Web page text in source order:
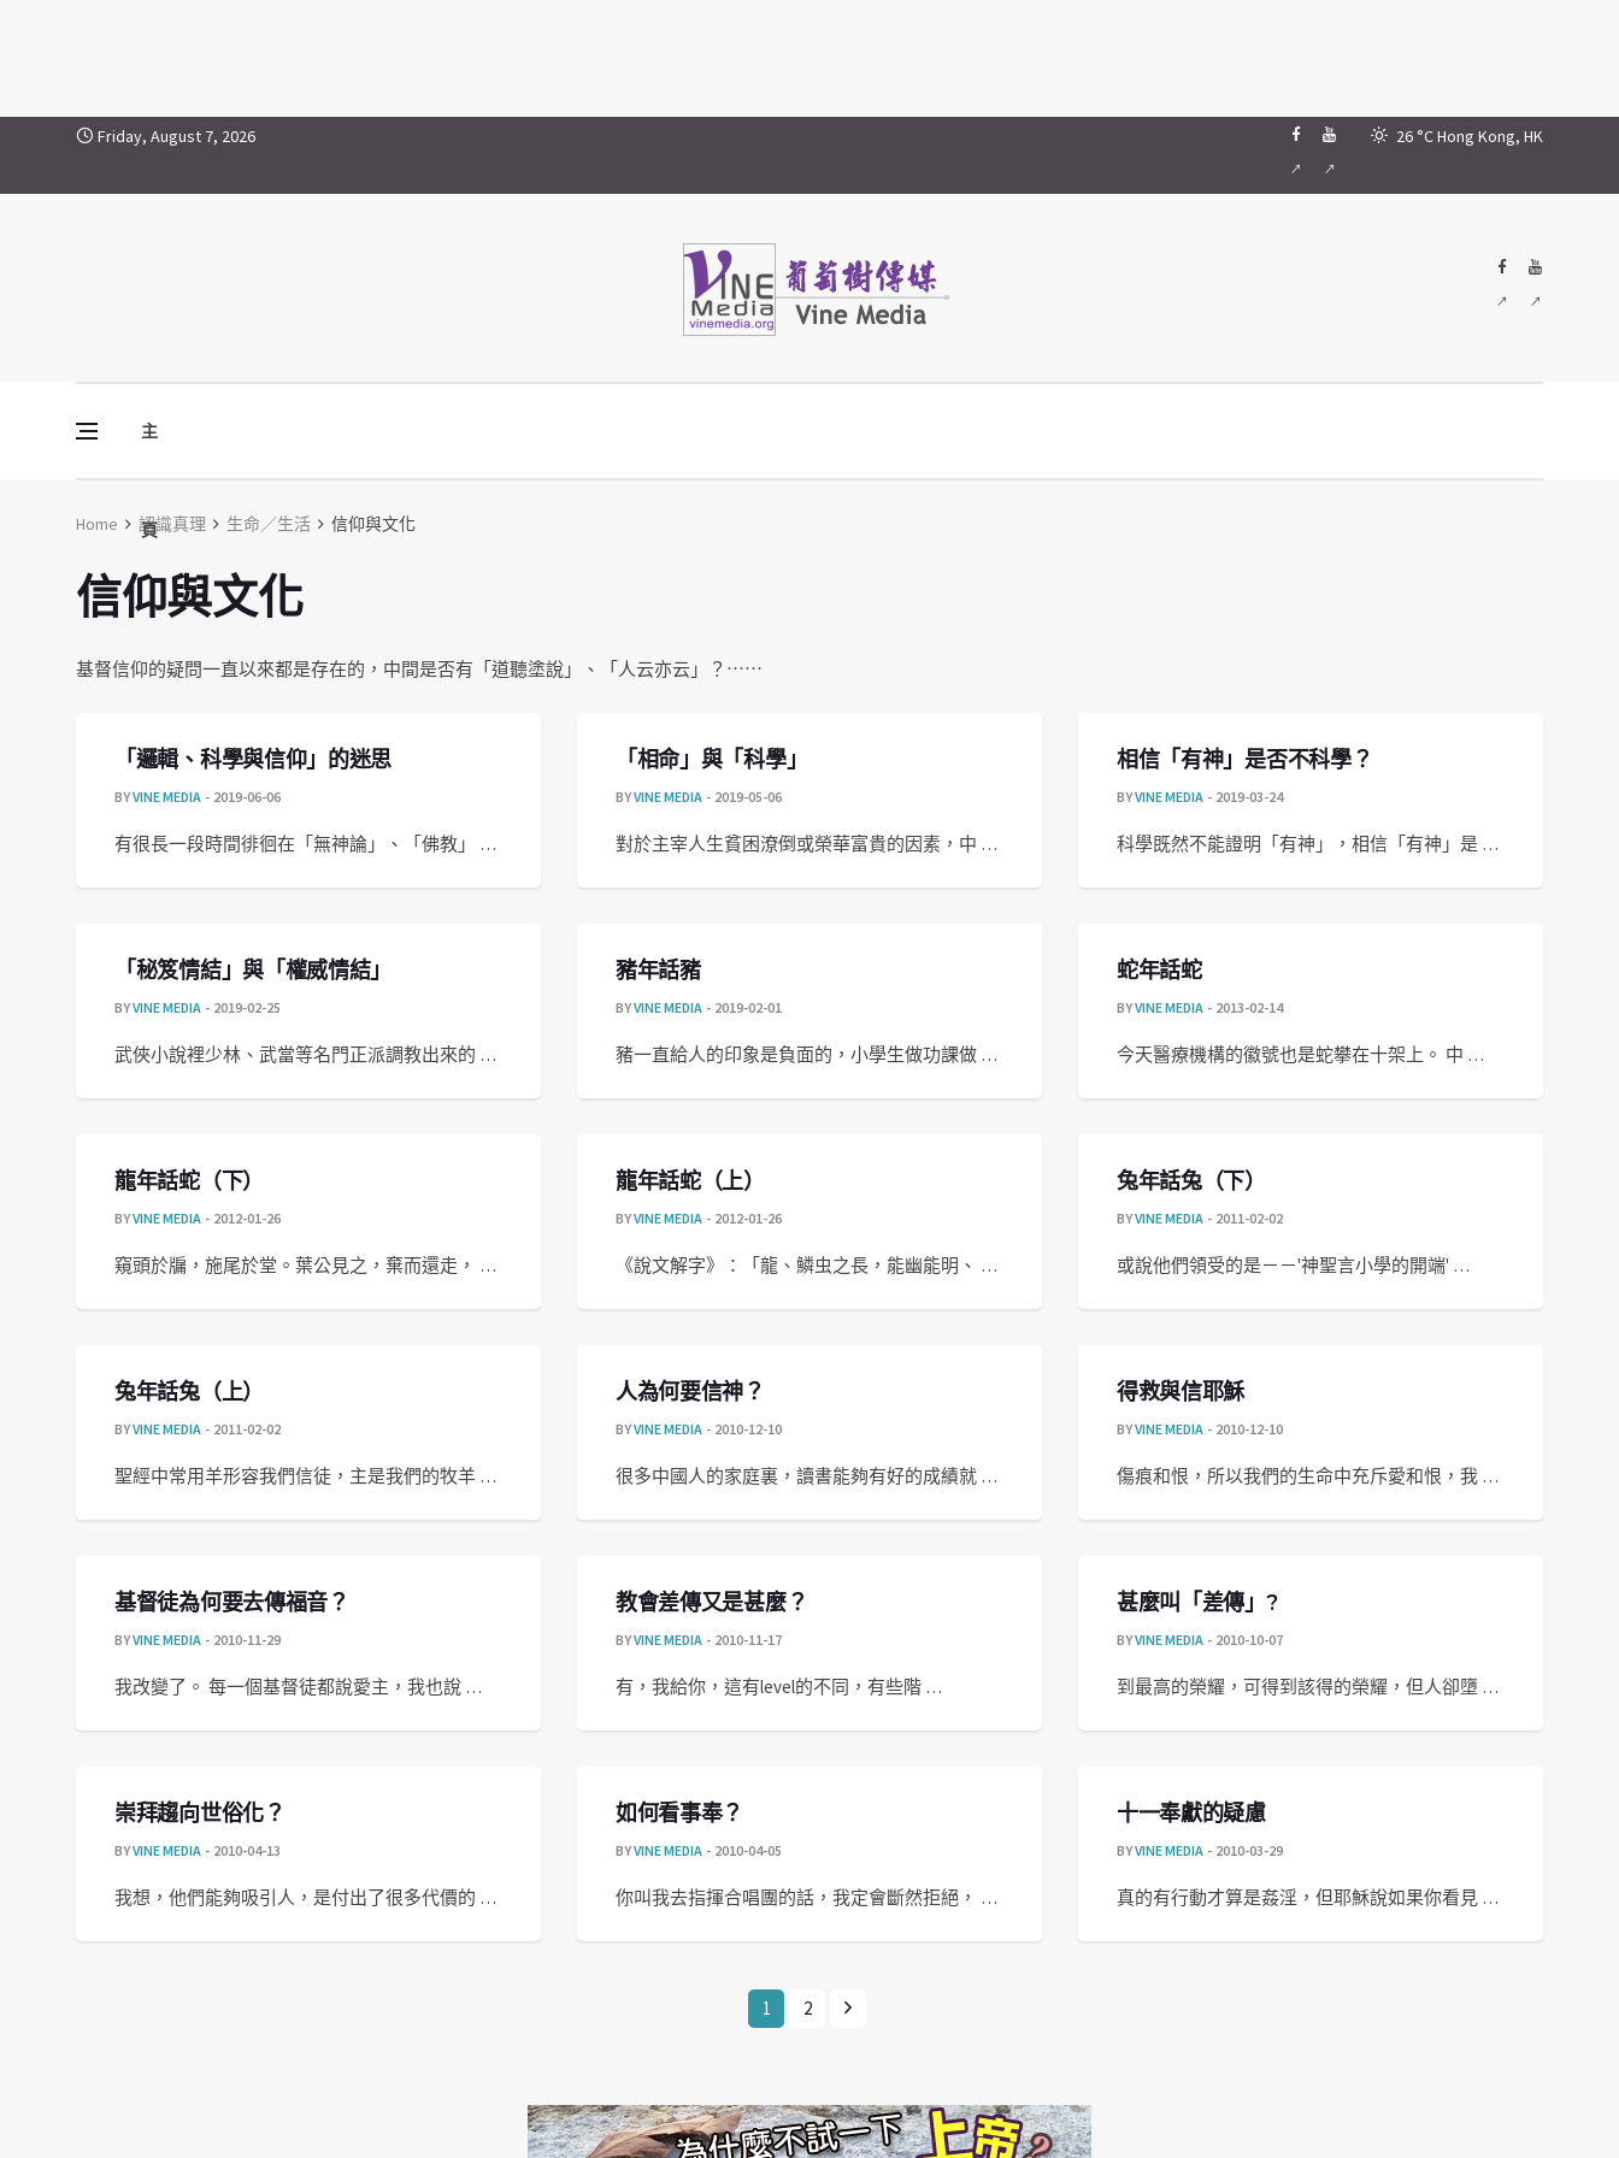
Skip to content
信仰與文化
Friday, August 7, 2026 26 °CHong Kong, HK
主
頁
Vine Media
葡萄樹傳媒
Home 認識真理 生命／生活 信仰與文化
信仰與文化
基督信仰的疑問一直以來都是存在的，中間是否有「道聽塗說」、「人云亦云」？⋯⋯
「邏輯、科學與信仰」的迷思
BYVINE MEDIA 2019-06-06
有很長一段時間徘徊在「無神論」、「佛教」 …
「相命」與「科學」
BYVINE MEDIA 2019-05-06
對於主宰人生貧困潦倒或榮華富貴的因素，中 …
相信「有神」是否不科學？
BYVINE MEDIA 2019-03-24
科學既然不能證明「有神」，相信「有神」是 …
「秘笈情結」與「權威情結」
BYVINE MEDIA 2019-02-25
武俠小說裡少林、武當等名門正派調教出來的 …
豬年話豬
BYVINE MEDIA 2019-02-01
豬一直給人的印象是負面的，小學生做功課做 …
蛇年話蛇
BYVINE MEDIA 2013-02-14
今天醫療機構的徽號也是蛇攀在十架上。 中 …
龍年話蛇（下）
BYVINE MEDIA 2012-01-26
窺頭於牖，施尾於堂。葉公見之，棄而還走， …
龍年話蛇（上）
BYVINE MEDIA 2012-01-26
《說文解字》：「龍、鱗虫之長，能幽能明、 …
兔年話兔（下）
BYVINE MEDIA 2011-02-02
或說他們領受的是－－'神聖言小學的開端' …
兔年話兔（上）
BYVINE MEDIA 2011-02-02
聖經中常用羊形容我們信徒，主是我們的牧羊 …
人為何要信神？
BYVINE MEDIA 2010-12-10
很多中國人的家庭裏，讀書能夠有好的成績就 …
得救與信耶穌
BYVINE MEDIA 2010-12-10
傷痕和恨，所以我們的生命中充斥愛和恨，我 …
基督徒為何要去傳福音？
BYVINE MEDIA 2010-11-29
我改變了。 每一個基督徒都說愛主，我也說 …
教會差傳又是甚麼？
BYVINE MEDIA 2010-11-17
有，我給你，這有level的不同，有些階 …
甚麼叫「差傳」?
BYVINE MEDIA 2010-10-07
到最高的榮耀，可得到該得的榮耀，但人卻墮 …
崇拜趨向世俗化？
BYVINE MEDIA 2010-04-13
我想，他們能夠吸引人，是付出了很多代價的 …
如何看事奉？
BYVINE MEDIA 2010-04-05
你叫我去指揮合唱團的話，我定會斷然拒絕， …
十一奉獻的疑慮
BYVINE MEDIA 2010-03-29
真的有行動才算是姦淫，但耶穌說如果你看見 …
1 2